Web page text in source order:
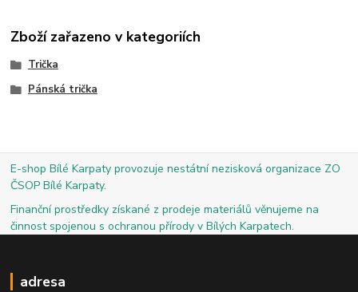
Zboží zařazeno v kategoriích
Trička
Pánská trička
E-shop Bílé Karpaty provozuje nestátní nezisková organizace ZO
ČSOP Bílé Karpaty.
Finanční prostředky získané z prodeje materiálů věnujeme na
činnost spojenou s ochranou přírody v Bílých Karpatech.
adresa